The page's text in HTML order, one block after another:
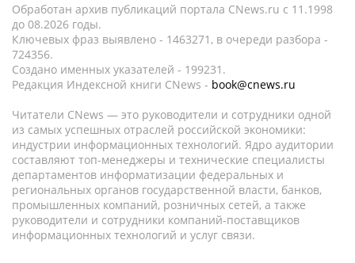
Обработан архив публикаций портала CNews.ru c 11.1998
до 08.2026 годы.
Ключевых фраз выявлено - 1463271, в очереди разбора -
724356.
Создано именных указателей - 199231.
Редакция Индексной книги CNews - book@cnews.ru
Читатели CNews — это руководители и сотрудники одной
из самых успешных отраслей российской экономики:
индустрии информационных технологий. Ядро аудитории
составляют топ-менеджеры и технические специалисты
департаментов информатизации федеральных и
региональных органов государственной власти, банков,
промышленных компаний, розничных сетей, а также
руководители и сотрудники компаний-поставщиков
информационных технологий и услуг связи.